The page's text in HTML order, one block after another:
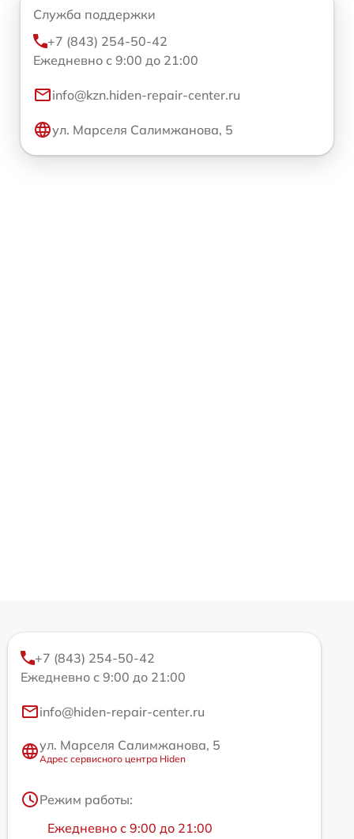
Служба поддержки
+7 (843) 254-50-42
Ежедневно с 9:00 до 21:00
info@kzn.hiden-repair-center.ru
ул. Марселя Салимжанова, 5
+7 (843) 254-50-42
Ежедневно с 9:00 до 21:00
info@hiden-repair-center.ru
ул. Марселя Салимжанова, 5
Адрес сервисного центра Hiden
Режим работы:
Ежедневно с 9:00 до 21:00